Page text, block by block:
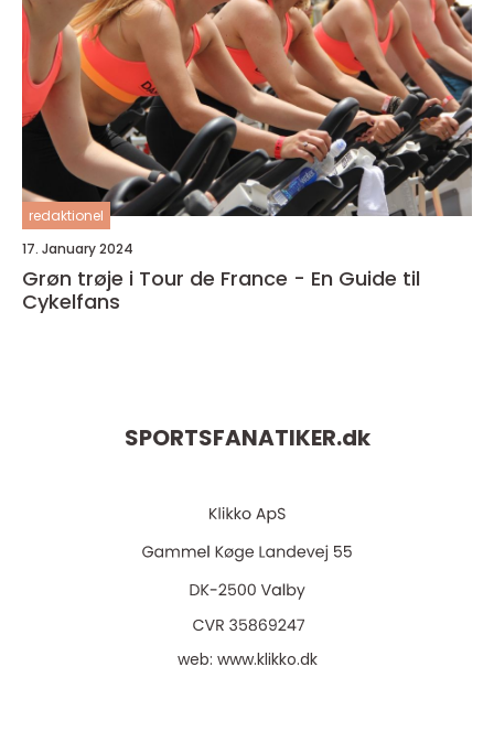
redaktionel
17. January 2024
Grøn trøje i Tour de France - En Guide til
Cykelfans
SPORTSFANATIKER.dk
web: www.klikko.dk